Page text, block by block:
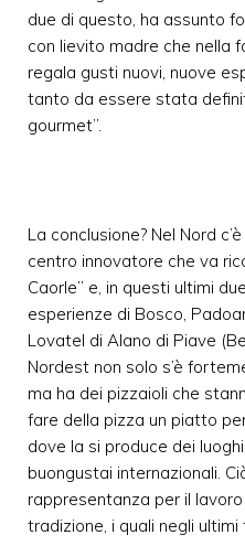
due di questo, ha assunto
con lievito madre che nella
regala gusti nuovi, nuove
tanto da essere stata
gourmet”.
La conclusione? Nel Nord
centro innovatore che va
Caorle” e, in questi ultimi
esperienze di Bosco,
Lovatel di Alano di Piave
Nordest non solo s’è
ma ha dei pizzaioli che
fare della pizza un piatto
dove la si produce dei
buongustai internazionali.
rappresentanza per il
tradizione, i quali negli